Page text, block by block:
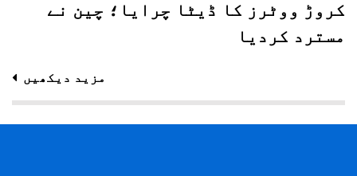
کروڑ ووٹرز کا ڈیٹا چرایا؛ چین نے
مسترد کردیا
مزید دیکھیں